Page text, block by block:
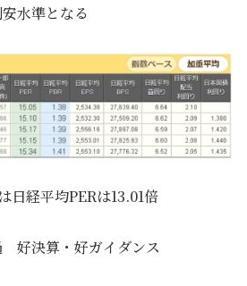
水準となる
日経平均PERは13.01倍
好決算・好ガイダンス